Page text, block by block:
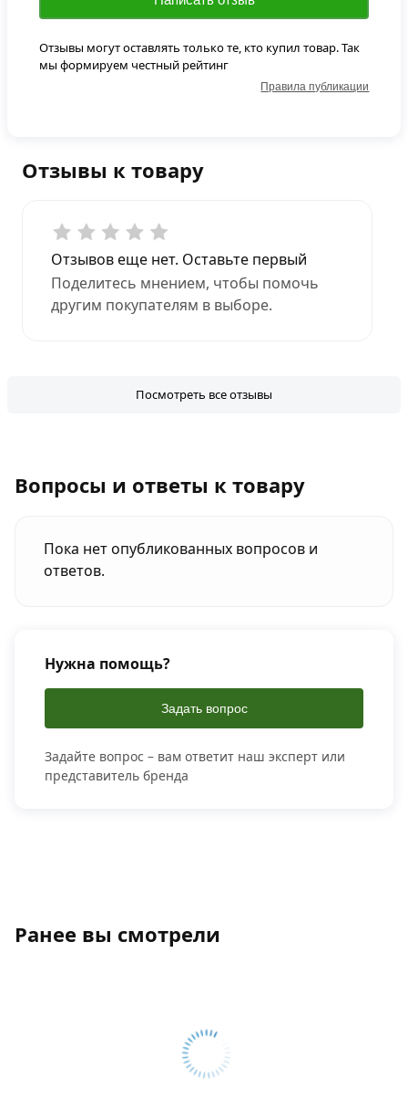
Отзывы к товару
Отзывов еще нет. Оставьте первый
Поделитесь мнением, чтобы помочь
другим покупателям в выборе.
Посмотреть все отзывы
Отзывы могут оставлять только те, кто купил товар. Так
мы формируем честный рейтинг
Правила публикации
Вопросы и ответы к товару
Пока нет опубликованных вопросов и
ответов.
Нужна помощь?
Задать вопрос
Задайте вопрос – вам ответит наш эксперт или
представитель бренда
Ранее вы смотрели